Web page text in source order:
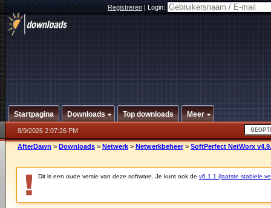
Registreren|Login:
Startpagina Downloads Top downloads Meer
8/9/2026 2:07:26 PM
AfterDawn > Downloads > Netwerk > Netwerkbeheer > SoftPerfect NetWorx
Dit is een oude versie van deze software. Je kunt ook de v6.1.1 (laatste stabiele